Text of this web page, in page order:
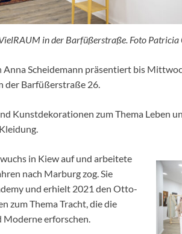
in der Barfüßerstraße. Foto Patricia
Scheidemann präsentiert bis
der Barfüßerstraße 26.
Kunstdekorationen zum Thema Leben
in Kiew auf und arbeitete
nach Marburg zog. Sie
und erhielt 2021 den Otto-
zum Thema Tracht, die die
Moderne erforschen.